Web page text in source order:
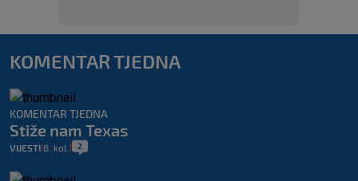
KOMENTAR TJEDNA
KOMENTAR TJEDNA
Stiže nam Texas
VIJESTI 8. kol. 2